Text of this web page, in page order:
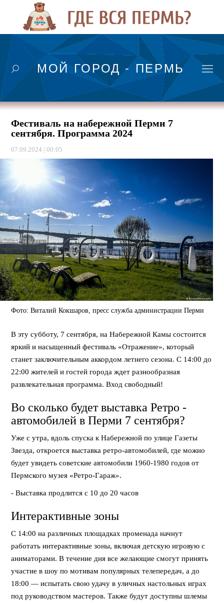
МОЙ ГОРОД - ПЕРМЬ
Фестиваль на набережной Перми 7
сентября. Программа 2024
07.09.2024 | 00:05
Фото: Виталий Кокшаров, пресс служба администрации Перми
В эту субботу, 7 сентября, на Набережной Камы состоится
яркий и насыщенный фестиваль «Отражение», который
станет заключительным аккордом летнего сезона. С 14:00 до
22:00 жителей и гостей города ждет разнообразная
развлекательная программа. Вход свободный!
Во сколько будет выставка Ретро -
автомобилей в Перми 7 сентября?
Уже с утра, вдоль спуска к Набережной по улице Газеты
Звезда, откроется выставка ретро-автомобилей, где можно
будет увидеть советские автомобили 1960-1980 годов от
Пермского музея «Ретро-Гараж».
- Выставка продлится с 10 до 20 часов
Интерактивные зоны
С 14:00 на различных площадках променада начнут
работать интерактивные зоны, включая детскую игровую с
аниматорами. В течение дня все желающие смогут принять
участие в шоу по мотивам популярных телепередач, а до
18:00 — испытать свою удачу в уличных настольных играх
под руководством мастеров. Также будут доступны шлемы